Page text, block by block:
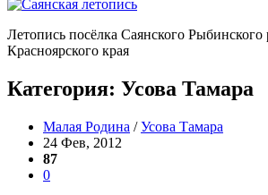
Летопись посёлка Саянского Рыбинского
Красноярского края
Категория: Усова Тамара
Малая Родина /Усова Тамара
24 Фев, 2012
87
0